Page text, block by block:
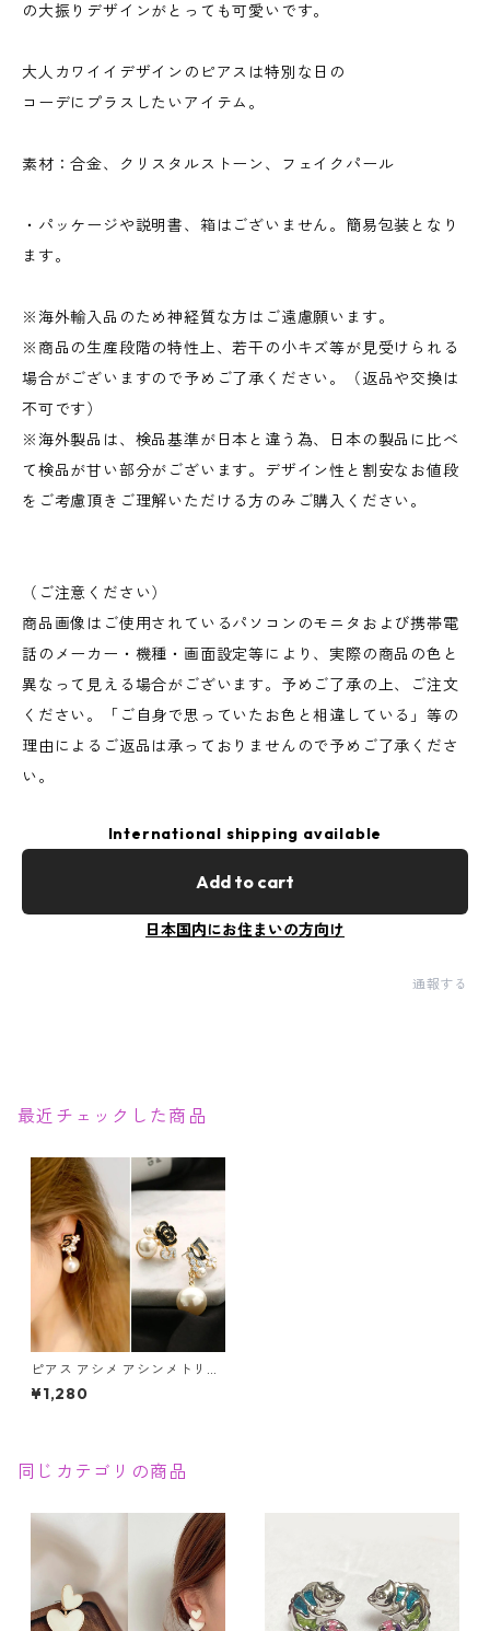
の大振りデザインがとっても可愛いです。
大人カワイイデザインのピアスは特別な日の
コーデにプラスしたいアイテム。
素材：合金、クリスタルストーン、フェイクパール
・パッケージや説明書、箱はございません。簡易包装となり
ます。
※海外輸入品のため神経質な方はご遠慮願います。
※商品の生産段階の特性上、若干の小キズ等が見受けられる
場合がございますので予めご了承ください。（返品や交換は
不可です）
※海外製品は、検品基準が日本と違う為、日本の製品に比べ
て検品が甘い部分がございます。デザイン性と割安なお値段
をご考慮頂きご理解いただける方のみご購入ください。
（ご注意ください）
商品画像はご使用されているパソコンのモニタおよび携帯電
話のメーカー・機種・画面設定等により、実際の商品の色と
異なって見える場合がございます。予めご了承の上、ご注文
ください。「ご自身で思っていたお色と相違している」等の
理由によるご返品は承っておりませんので予めご了承くださ
い。
International shipping available
Add to cart
日本国内にお住まいの方向け
通報する
最近チェックした商品
ピアス アシメ アシンメトリー
カメリア No5 パール クリスタ
ル フラワー 薔薇 花 ビジュー
¥1,280
同じカテゴリの商品